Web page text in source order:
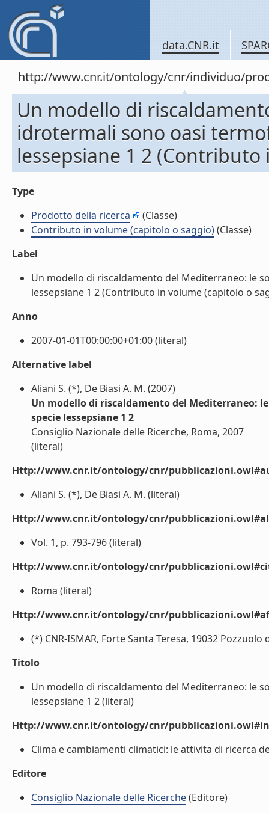
data.CNR.it
http://www.cnr.it/ontology/cnr/individuo/
Un modello di
idrotermali sono oasi
lessepsiane 1 2
Type
Prodotto della ricerca
(Classe)
Contributo in volume (capitolo o saggio)(Classe)
Label
Un modello di riscaldamento del Mediterraneo: le
lessepsiane 1 2 (Contributo in volume (capitolo o
Anno
2007-01-01T00:00:00+01:00 (literal)
Alternative label
Aliani S. (*), De Biasi A. M. (2007)
Un modello di riscaldamento del Mediterraneo:
specie lessepsiane 1 2
Consiglio Nazionale delle Ricerche, Roma, 2007
(literal)
Http://www.cnr.it/ontology/cnr/
Aliani S. (*), De Biasi A. M. (literal)
Http://www.cnr.it/ontology/cnr/
Vol. 1, p. 793-796 (literal)
Http://www.cnr.it/ontology/cnr/
Roma (literal)
Http://www.cnr.it/ontology/cnr/
(*) CNR-ISMAR, Forte Santa Teresa, 19032 Pozzuolo
Titolo
Un modello di riscaldamento del Mediterraneo: le
lessepsiane 1 2 (literal)
Http://www.cnr.it/ontology/cnr/
Clima e cambiamenti climatici: le attivita di ricerca
Editore
Consiglio Nazionale delle Ricerche(Editore)